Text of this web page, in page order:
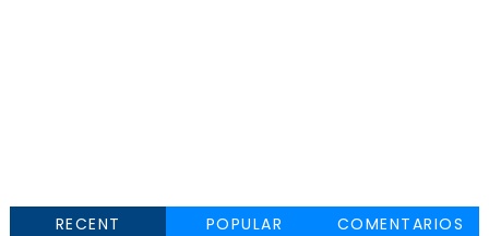
RECENT POPULAR COMENTARIOS